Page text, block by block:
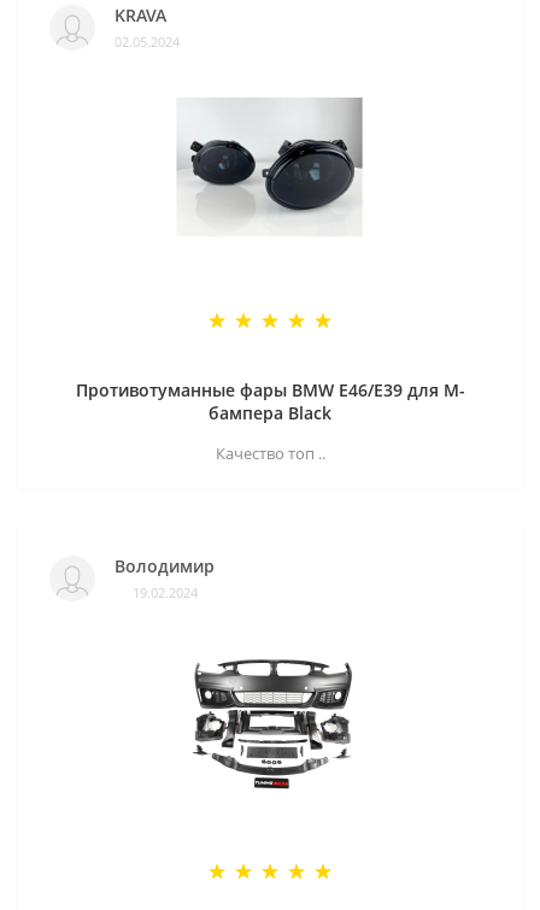
KRAVA
02.05.2024
Противотуманные фары BMW E46/E39 для M-
бампера Black
Качество топ ..
Володимир
19.02.2024